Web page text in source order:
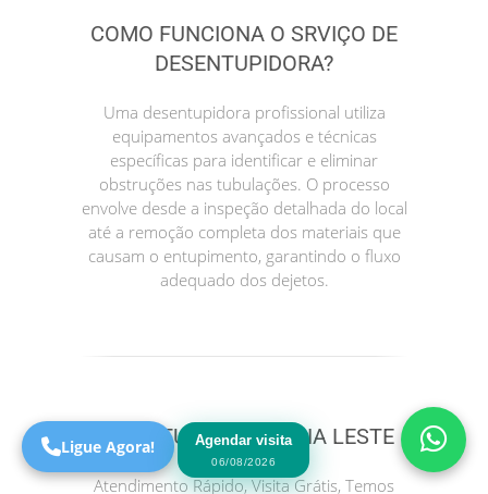
COMO FUNCIONA O SRVIÇO DE
DESENTUPIDORA?
Uma desentupidora profissional utiliza
equipamentos avançados e técnicas
específicas para identificar e eliminar
obstruções nas tubulações. O processo
envolve desde a inspeção detalhada do local
até a remoção completa dos materiais que
causam o entupimento, garantindo o fluxo
adequado dos dejetos.
DESENTUPIDORA ZONA LESTE
Atendimento Rápido, Visita Grátis, Temos
Agendar visita
06/08/2026
Precisa de Ajuda?
Ligue Agora!